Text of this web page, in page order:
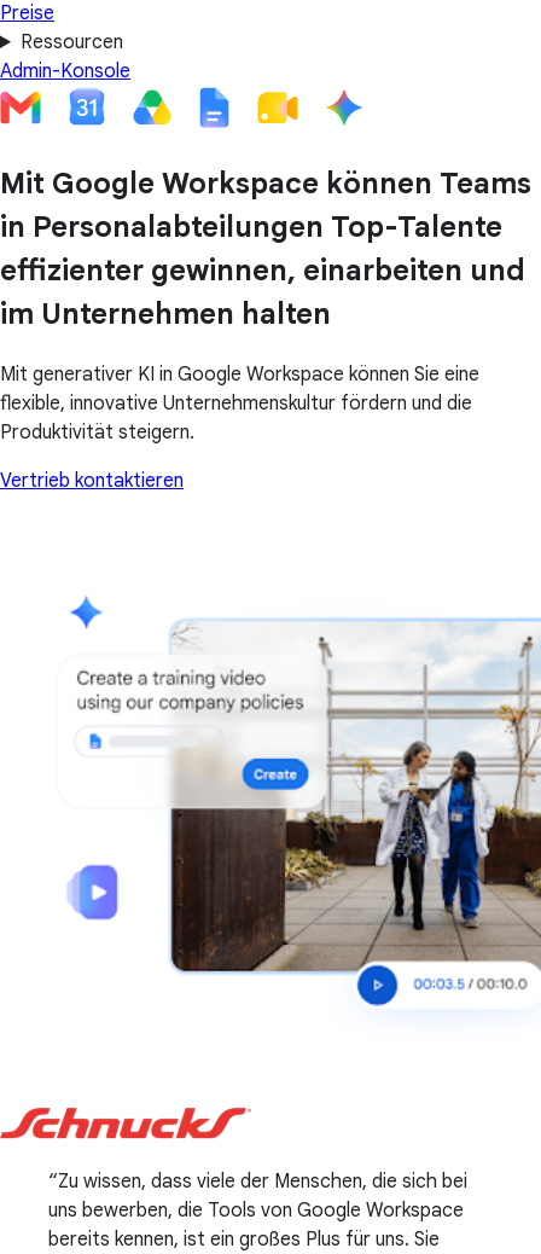
Preise
Ressourcen
Admin-Konsole
Mit Google Workspace können Teams
in Personalabteilungen Top-Talente
effizienter gewinnen, einarbeiten und
im Unternehmen halten
Mit generativer KI in Google Workspace können Sie eine
flexible, innovative Unternehmenskultur fördern und die
Produktivität steigern.
Vertrieb kontaktieren
Zu wissen, dass viele der Menschen, die sich bei
uns bewerben, die Tools von Google Workspace
bereits kennen, ist ein großes Plus für uns. Sie